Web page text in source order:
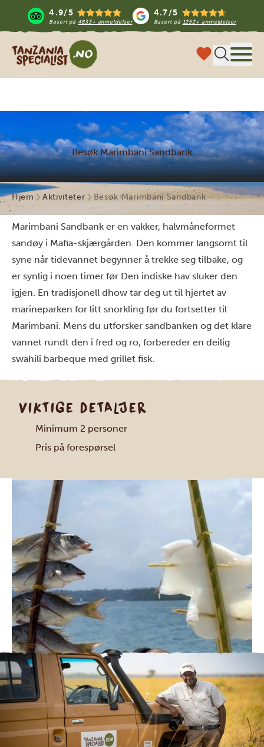
4.9/5
Basert på 4833+ anmeldelser
4.7/5
Basert på 1252+ anmeldelser
Tanzania Specialist
Besøk Marimbani Sandbank
Hjem Aktiviteter Besøk Marimbani Sandbank
Marimbani Sandbank er en vakker, halvmåneformet
sandøy i Mafia-skjærgården. Den kommer langsomt til
syne når tidevannet begynner å trekke seg tilbake, og
er synlig i noen timer før Den indiske hav sluker den
igjen. En tradisjonell dhow tar deg ut til hjertet av
marineparken for litt snorkling før du fortsetter til
Marimbani. Mens du utforsker sandbanken og det klare
vannet rundt den i fred og ro, forbereder en deilig
swahili barbeque med grillet fisk.
VIKTIGE DETALJER
Minimum 2 personer
Pris på forespørsel